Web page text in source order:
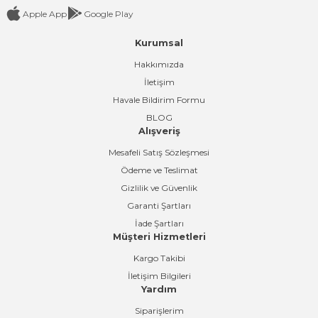
Apple App Google Play
Kurumsal
Hakkımızda
İletişim
Havale Bildirim Formu
BLOG
Alışveriş
Mesafeli Satış Sözleşmesi
Ödeme ve Teslimat
Gizlilik ve Güvenlik
Garanti Şartları
İade Şartları
Müşteri Hizmetleri
Kargo Takibi
İletişim Bilgileri
Yardım
Siparişlerim